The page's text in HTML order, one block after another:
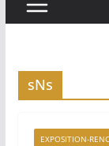
sNs
EXPOSITION-